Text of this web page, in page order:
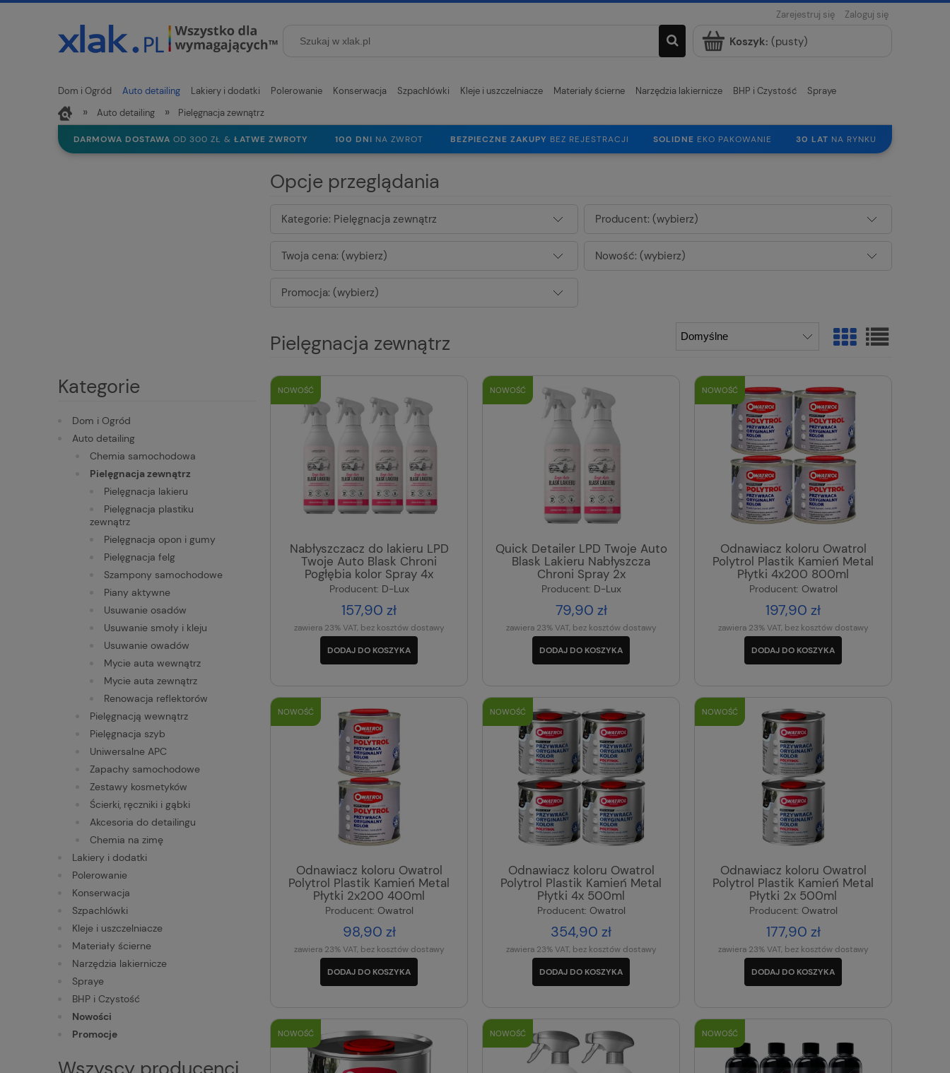
Zarejestruj się Zaloguj się
Koszyk: (pusty)
Dom i Ogród Auto detailing Lakiery i dodatki Polerowanie Konserwacja Szpachlówki Kleje i uszczelniacze Materiały ścierne Narzędzia lakiernicze BHP i Czystość Spraye
Nowości
» Auto detailing » Pielęgnacja zewnątrz
DARMOWA DOSTAWA OD 300 ZŁ & ŁATWE ZWROTY 100 DNI NA ZWROT BEZPIECZNE ZAKUPY BEZ REJESTRACJI SOLIDNE EKO PAKOWANIE 30 LAT NA RYNKU
Kategorie
Dom i Ogród
Auto detailing
Chemia samochodowa
Pielęgnacja zewnątrz
Pielęgnacja lakieru
Pielęgnacja plastiku
zewnątrz
Pielęgnacja opon i gumy
Pielęgnacja felg
Szampony samochodowe
Piany aktywne
Usuwanie osadów
Usuwanie smoły i kleju
Usuwanie owadów
Mycie auta wewnątrz
Mycie auta zewnątrz
Renowacja reflektorów
Pielęgnacją wewnątrz
Pielęgnacja szyb
Uniwersalne APC
Zapachy samochodowe
Zestawy kosmetyków
Ścierki, ręczniki i gąbki
Akcesoria do detailingu
Chemia na zimę
Lakiery i dodatki
Polerowanie
Konserwacja
Szpachlówki
Kleje i uszczelniacze
Materiały ścierne
Narzędzia lakiernicze
Spraye
BHP i Czystość
Nowości
Promocje
Wszyscy producenci
Opcje przeglądania
Kategorie: Pielęgnacja zewnątrz Producent: (wybierz)
Twoja cena: (wybierz) Nowość: (wybierz)
Promocja: (wybierz)
Pielęgnacja zewnątrz
Nabłyszczacz do lakieru LPD
Twoje Auto Blask Chroni
Pogłębia kolor Spray 4x
Producent: D-Lux
157,90 zł
zawiera 23% VAT, bez kosztów dostawy
DODAJ DO KOSZYKA
NOWOŚĆ
Quick Detailer LPD Twoje Auto
Blask Lakieru Nabłyszcza
Chroni Spray 2x
Producent: D-Lux
79,90 zł
zawiera 23% VAT, bez kosztów dostawy
DODAJ DO KOSZYKA
NOWOŚĆ
Odnawiacz koloru Owatrol
Polytrol Plastik Kamień Metal
Płytki 4x200 800ml
Producent: Owatrol
197,90 zł
zawiera 23% VAT, bez kosztów dostawy
DODAJ DO KOSZYKA
NOWOŚĆ
Odnawiacz koloru Owatrol
Polytrol Plastik Kamień Metal
Płytki 2x200 400ml
Producent: Owatrol
98,90 zł
zawiera 23% VAT, bez kosztów dostawy
DODAJ DO KOSZYKA
NOWOŚĆ
Odnawiacz koloru Owatrol
Polytrol Plastik Kamień Metal
Płytki 4x 500ml
Producent: Owatrol
354,90 zł
zawiera 23% VAT, bez kosztów dostawy
DODAJ DO KOSZYKA
NOWOŚĆ
Odnawiacz koloru Owatrol
Polytrol Plastik Kamień Metal
Płytki 2x 500ml
Producent: Owatrol
177,90 zł
zawiera 23% VAT, bez kosztów dostawy
DODAJ DO KOSZYKA
NOWOŚĆ
NOWOŚĆ NOWOŚĆ NOWOŚĆ